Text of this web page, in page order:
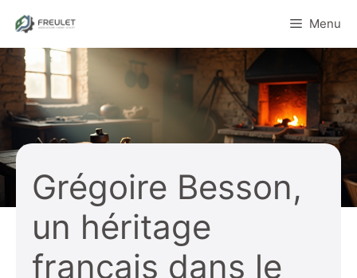
contenu
Menu
Grégoire Besson,
un héritage
français dans le